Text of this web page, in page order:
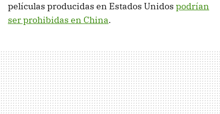
películas producidas en Estados Unidos podrían
ser prohibidas en China.